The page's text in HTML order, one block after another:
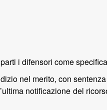
i difensori come
nel merito, con
notificazione del